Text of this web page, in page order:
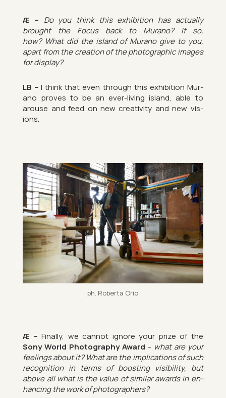
Æ – Do you think this ex­hib­i­tion has ac­tu­ally
brought the Focus back to Mur­ano? If so,
how? What did the is­land of Mur­ano give to you,
apart from the cre­ation of the pho­to­graphic im­ages
for dis­play?
LB – I think that even through this ex­hib­i­tion Mur­
ano proves to be an ever-liv­ing is­land, able to
arouse and feed on new cre­ativ­ity and new vis­
ions.
ph. Roberta Orio
Æ – Fi­nally, we can­not ig­nore your prize of the
Sony World Pho­to­graphy Award – what are your
feel­ings about it? What are the im­plic­a­tions of such
re­cog­ni­tion in terms of boost­ing vis­ib­il­ity, but
above all what is the value of sim­ilar awards in en­
han­cing the work of pho­to­graph­ers?